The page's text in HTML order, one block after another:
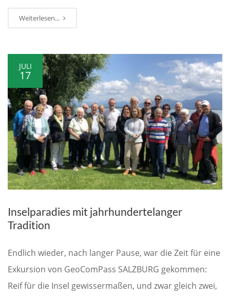
Weiterlesen...
JULI
17
Inselparadies mit jahrhundertelanger
Tradition
Endlich wieder, nach langer Pause, war die Zeit für eine
Exkursion von GeoComPass SALZBURG gekommen:
Reif für die Insel gewissermaßen, und zwar gleich zwei,